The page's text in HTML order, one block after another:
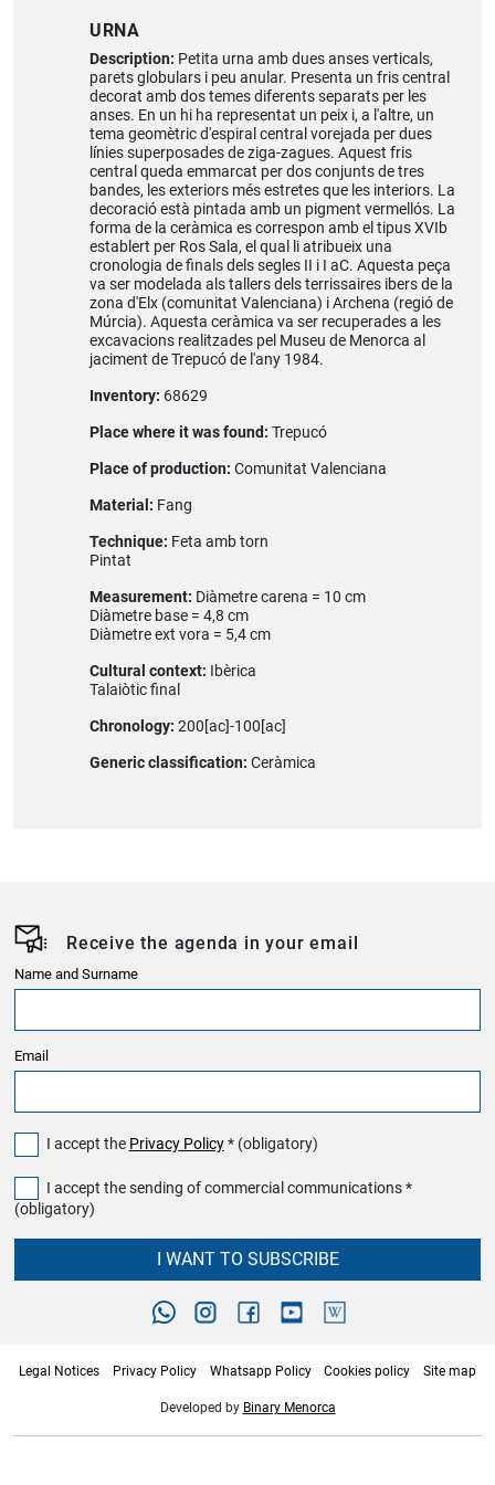
URNA
Description: Petita urna amb dues anses verticals,
parets globulars i peu anular. Presenta un fris central
decorat amb dos temes diferents separats per les
anses. En un hi ha representat un peix i, a l'altre, un
tema geomètric d'espiral central vorejada per dues
línies superposades de ziga-zagues. Aquest fris
central queda emmarcat per dos conjunts de tres
bandes, les exteriors més estretes que les interiors. La
decoració està pintada amb un pigment vermellós. La
forma de la ceràmica es correspon amb el tipus XVIb
establert per Ros Sala, el qual li atribueix una
cronologia de finals dels segles II i I aC. Aquesta peça
va ser modelada als tallers dels terrissaires ibers de la
zona d'Elx (comunitat Valenciana) i Archena (regió de
Múrcia). Aquesta ceràmica va ser recuperades a les
excavacions realitzades pel Museu de Menorca al
jaciment de Trepucó de l'any 1984.
Inventory: 68629
Place where it was found: Trepucó
Place of production: Comunitat Valenciana
Material: Fang
Technique: Feta amb torn
Pintat
Measurement: Diàmetre carena = 10 cm
Diàmetre base = 4,8 cm
Diàmetre ext vora = 5,4 cm
Cultural context: Ibèrica
Talaiòtic final
Chronology: 200[ac]-100[ac]
Generic classification: Ceràmica
Receive the agenda in your email
Name and Surname
Email
I accept the Privacy Policy* (obligatory)
I accept the sending of commercial communications *
(obligatory)
I WANT TO SUBSCRIBE
Legal Notices Privacy Policy Whatsapp Policy Cookies policy Site map
Developed by Binary Menorca